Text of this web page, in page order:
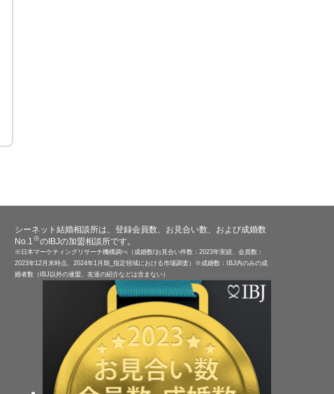
シーネット結婚相談所は、登録会員数、お見合い数、および成婚数
No.1※のIBJの加盟相談所です。
※日本マーケティングリサーチ機構調べ（成婚数/お見合い件数：2023年実績、会員数：
2023年12月末時点、2024年1月期_指定領域における市場調査）※成婚数：IBJ内のみの成
婚者数（IBJ以外の連盟、友達の紹介などは含まない）